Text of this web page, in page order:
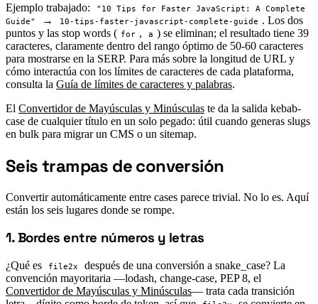
Ejemplo trabajado:
"10 Tips for Faster JavaScript: A Complete
Guide"
→ 10-tips-faster-javascript-complete-guide . Los dos
puntos y las stop words ( for , a ) se eliminan; el resultado tiene 39
caracteres, claramente dentro del rango óptimo de 50-60 caracteres
para mostrarse en la SERP. Para más sobre la longitud de URL y
cómo interactúa con los límites de caracteres de cada plataforma,
consulta la Guía de límites de caracteres y palabras.
El Convertidor de Mayúsculas y Minúsculas te da la salida kebab-
case de cualquier título en un solo pegado: útil cuando generas slugs
en bulk para migrar un CMS o un sitemap.
#
Seis trampas de conversión
Convertir automáticamente entre cases parece trivial. No lo es. Aquí
están los seis lugares donde se rompe.
#
1. Bordes entre números y letras
¿Qué es file2x
después de una conversión a snake_case? La
convención mayoritaria —lodash, change-case, PEP 8, el
Convertidor de Mayúsculas y Minúsculas— trata cada transición